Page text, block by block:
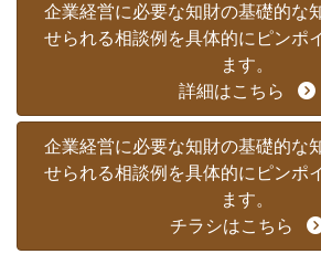
企業経営に必要な知財の基礎的な
せられる相談例を具体的にピンポ
ます。
詳細はこちら
企業経営に必要な知財の基礎的な
せられる相談例を具体的にピンポ
ます。
チラシはこちら